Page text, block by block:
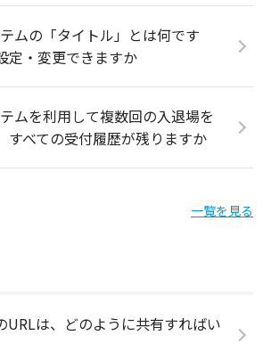
ムの「タイトル」とは何です
定・変更できますか
ムを利用して複数回の入退場を
すべての受付履歴が残りますか
一覧を見る
URLは、どのように共有すればい